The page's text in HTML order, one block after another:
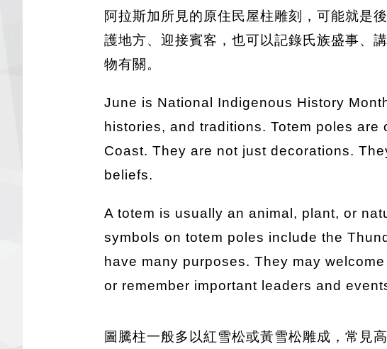
阿拉斯加所見的原住民屋柱雕刻，可能就是
護地方、迎接賓客，也可以記錄氏族盛事、
物有關。
June is National Indigenous History
histories, and traditions. Totem poles
Coast. They are not just decorations.
beliefs.
A totem is usually an animal, plant, or
symbols on totem poles include the
have many purposes. They may
or remember important leaders and
圖騰柱一般多以紅雪松或黃雪松雕成，常見